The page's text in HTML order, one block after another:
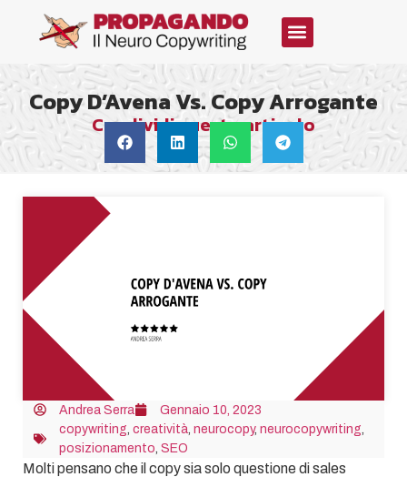
Copy D’Avena Vs. Copy Arrogante
Condividi questo articolo
Andrea Serra
Gennaio 10, 2023
copywriting creatività neurocopy, neurocopywriting
posizionamento SEO
Molti pensano che il copy sia solo questione di sales